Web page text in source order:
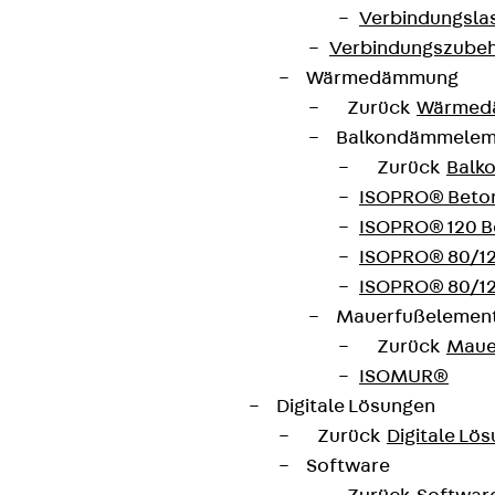
Wärmedämmung
Zurück
Zurück
ISOPRO®
ISOPRO® 120
ISOPRO® 80/
ISOPRO® 80/
Zurück
ISOMUR®
Digitale Lösungen
Zurück Digitale
Software